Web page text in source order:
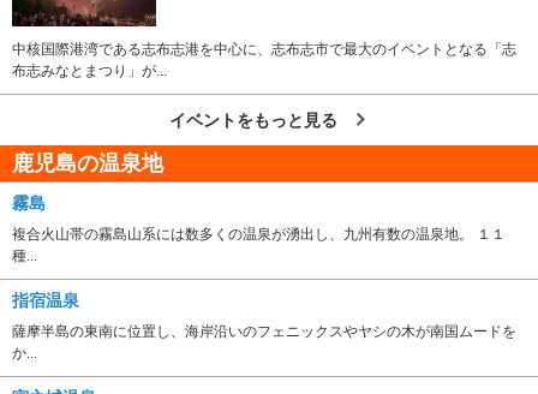
中核国際港湾である志布志港を中心に、志布志市で最大のイベントとなる「志
布志みなとまつり」が...
イベントをもっと見る
鹿児島の温泉地
霧島
複合火山帯の霧島山系には数多くの温泉が湧出し、九州有数の温泉地。 １１
種...
指宿温泉
薩摩半島の東南に位置し、海岸沿いのフェニックスやヤシの木が南国ムードを
か...